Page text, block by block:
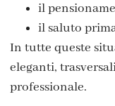
il
il saluto
In tutte queste
eleganti,
professionale.